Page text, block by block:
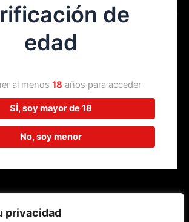
privacidad
este desastre! Estamos
en algo increíble,
¡vuelve pronto!
de
edad
al menos18 años para acceder
SÍ, soy mayor de 18
No, soy menor